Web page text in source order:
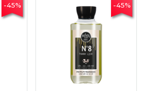
-45% -45%